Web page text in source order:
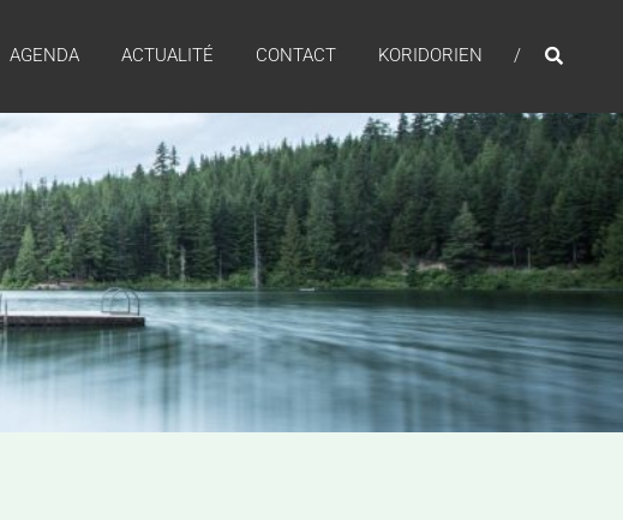
AGENDA ACTUALITÉ CONTACT KORIDORIEN